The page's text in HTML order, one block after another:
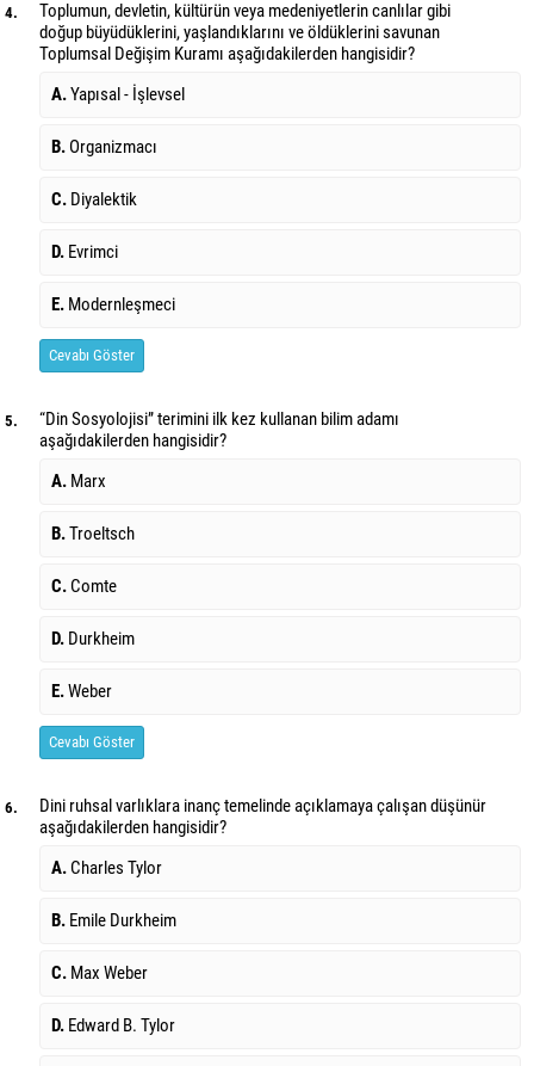
4.
Toplumun, devletin, kültürün veya medeniyetlerin canlılar gibi
doğup büyüdüklerini, yaşlandıklarını ve öldüklerini savunan
Toplumsal Değişim Kuramı aşağıdakilerden hangisidir?
A.Yapısal - İşlevsel
B. Organizmacı
C. Diyalektik
D. Evrimci
E. Modernleşmeci
Cevabı Göster
5.
“Din Sosyolojisi” terimini ilk kez kullanan bilim adamı
aşağıdakilerden hangisidir?
A. Marx
B.Troeltsch
C.Comte
D. Durkheim
E.Weber
Cevabı Göster
6.
Dini ruhsal varlıklara inanç temelinde açıklamaya çalışan düşünür
aşağıdakilerden hangisidir?
A.Charles Tylor
B. Emile Durkheim
C. Max Weber
D. Edward B. Tylor